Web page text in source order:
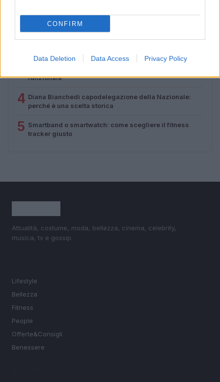
CONFIRM
Data Deletion Data Access Privacy Policy
È benefico esercitarsi quando si ha il raffreddore?
funzionale
4 Diana Bianchedi capodelegazione della Nazionale:
perché è una scelta storica
5 Smartband o smartwatch: come scegliere il fitness
tracker giusto
Attualità, costume, moda, bellezza, cinema, celebrity,
musica, tv e gossip.
Lifestyle
Bellezza
Fitness
People
Offerte&Consigli
Benessere